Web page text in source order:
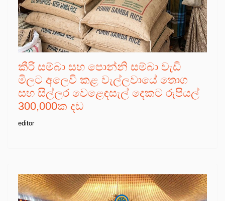
කීරි සම්බා සහ පොන්නි සම්බා වැඩි
මිලට අලෙවි කළ වැල්ලවායේ තොග
සහ සිල්ලර වෙළෙඳසැල් දෙකට රුපියල්
300,000ක දඩ
editor